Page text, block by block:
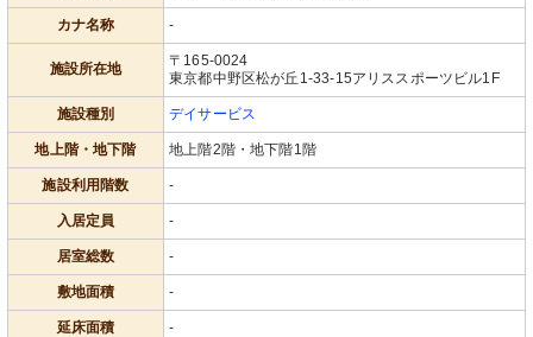
カナ名称 -
施設所在地
〒165-0024
東京都中野区松が丘1-33-15アリススポーツビル1F
施設種別 デイサービス
地上階・地下階 地上階2階・地下階1階
施設利用階数 -
入居定員 -
居室総数 -
敷地面積 -
延床面積 -